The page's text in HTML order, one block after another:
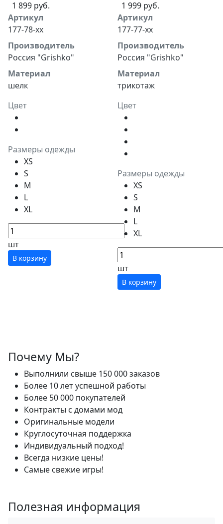
1 899 руб.
Артикул
177-78-хх
Производитель
Россия "Grishko"
Материал
шелк
Цвет
Размеры одежды
XS
S
M
L
XL
шт
В корзину
1 999 руб.
Артикул
177-77-хх
Производитель
Россия "Grishko"
Материал
трикотаж
Цвет
Размеры одежды
XS
S
M
L
XL
шт
В корзину
Почему Мы?
Выполнили свыше 150 000 заказов
Более 10 лет успешной работы
Более 50 000 покупателей
Контракты с домами мод
Оригинальные модели
Круглосуточная поддержка
Индивидуальный подход!
Всегда низкие цены!
Самые свежие игры!
Полезная информация